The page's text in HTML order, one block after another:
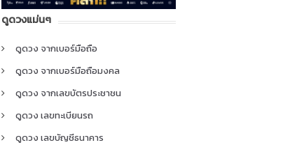
ดูดวงแม่นๆ
ดูดวง จากเบอร์มือถือ
ดูดวง จากเบอร์มือถือมงคล
ดูดวง จากเลขบัตรประชาชน
ดูดวง เลขทะเบียนรถ
ดูดวง เลขบัญชีธนาคาร